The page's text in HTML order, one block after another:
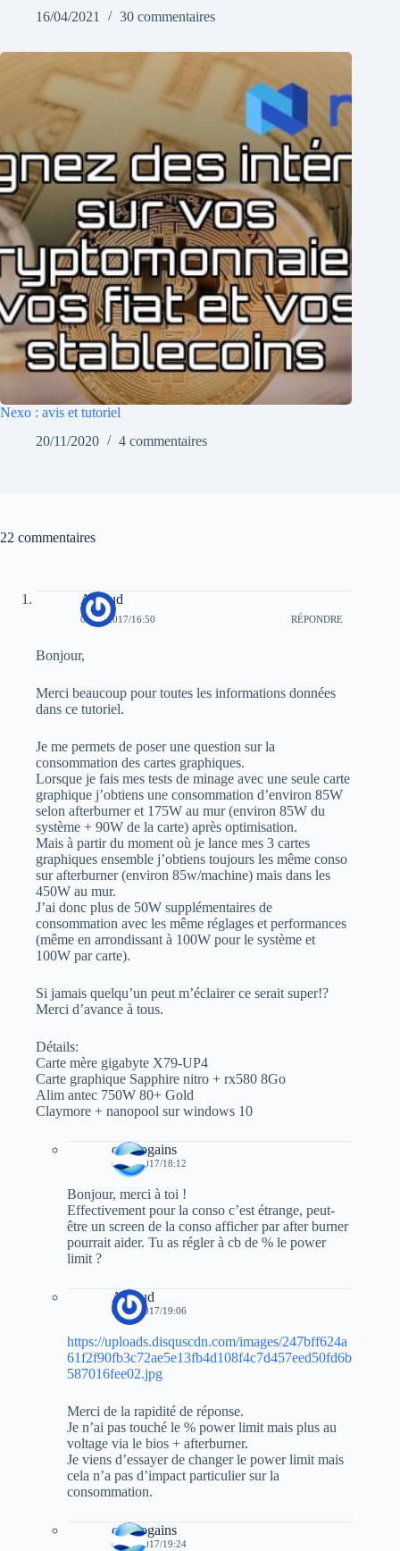
16/04/2021 30 commentaires
Nexo : avis et tutoriel
20/11/2020
4 commentaires
22 commentaires
Arnaud
01/12/2017/16:50 RÉPONDRE
Bonjour,
Merci beaucoup pour toutes les informations données
dans ce tutoriel.
Je me permets de poser une question sur la
consommation des cartes graphiques.
Lorsque je fais mes tests de minage avec une seule carte
graphique j’obtiens une consommation d’environ 85W
selon afterburner et 175W au mur (environ 85W du
système + 90W de la carte) après optimisation.
Mais à partir du moment où je lance mes 3 cartes
graphiques ensemble j’obtiens toujours les même conso
sur afterburner (environ 85w/machine) mais dans les
450W au mur.
J’ai donc plus de 50W supplémentaires de
consommation avec les même réglages et performances
(même en arrondissant à 100W pour le système et
100W par carte).
Si jamais quelqu’un peut m’éclairer ce serait super!?
Merci d’avance à tous.
Détails:
Carte mère gigabyte X79-UP4
Carte graphique Sapphire nitro + rx580 8Go
Alim antec 750W 80+ Gold
Claymore + nanopool sur windows 10
cryptogains
01/12/2017/18:12
Bonjour, merci à toi !
Effectivement pour la conso c’est étrange, peut-
être un screen de la conso afficher par after burner
pourrait aider. Tu as régler à cb de % le power
limit ?
Arnaud
01/12/2017/19:06
https://uploads.disquscdn.com/images/247bff624a
61f2f90fb3c72ae5e13fb4d108f4c7d457eed50fd6b
587016fee02.jpg
Merci de la rapidité de réponse.
Je n’ai pas touché le % power limit mais plus au
voltage via le bios + afterburner.
Je viens d’essayer de changer le power limit mais
cela n’a pas d’impact particulier sur la
consommation.
cryptogains
01/12/2017/19:24